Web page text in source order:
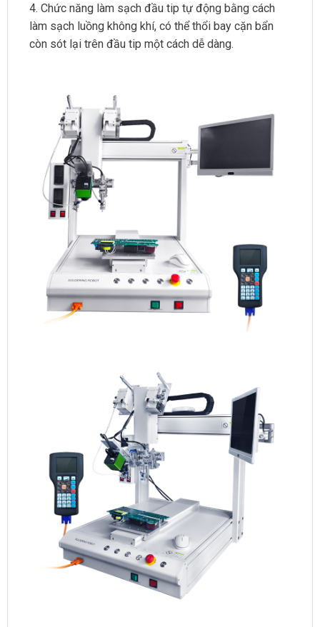
4. Chức năng làm sạch đầu tip tự động bằng cách
làm sạch luồng không khí, có thể thổi bay cặn bẩn
còn sót lại trên đầu tip một cách dễ dàng.